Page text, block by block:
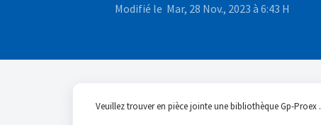
Modifié le Mar, 28 Nov., 2023 à 6:43 H
Veuillez trouver en pièce jointe une bibliothèque Gp-Proex .